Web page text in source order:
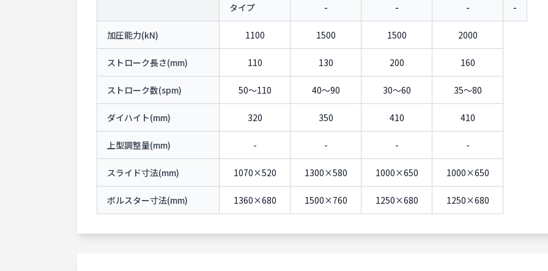
タイプ - - - -
加圧能力(kN) 1100 1500 1500 2000
ストローク長さ(mm) 110 130 200 160
ストローク数(spm) 50〜110 40〜90 30〜60 35〜80
ダイハイト(mm) 320 350 410 410
上型調整量(mm) - - - -
スライド寸法(mm) 1070×520 1300×580 1000×650 1000×650
ボルスター寸法(mm) 1360×680 1500×760 1250×680 1250×680